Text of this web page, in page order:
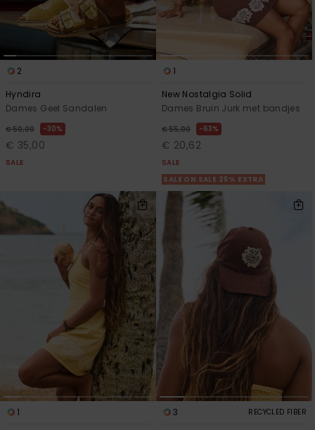
Swim
Kleding
Accessoires
Fitness
2
Hyndira
Dames Geel Sandalen
€ 50,00 30%
€ 35,00
SALE
1
New Nostalgia Solid
Dames Bruin Jurk met bandjes
€ 55,00 63%
€ 20,62
SALE
SALE ON SALE 25% EXTRA
1
3 RECYCLED FIBER